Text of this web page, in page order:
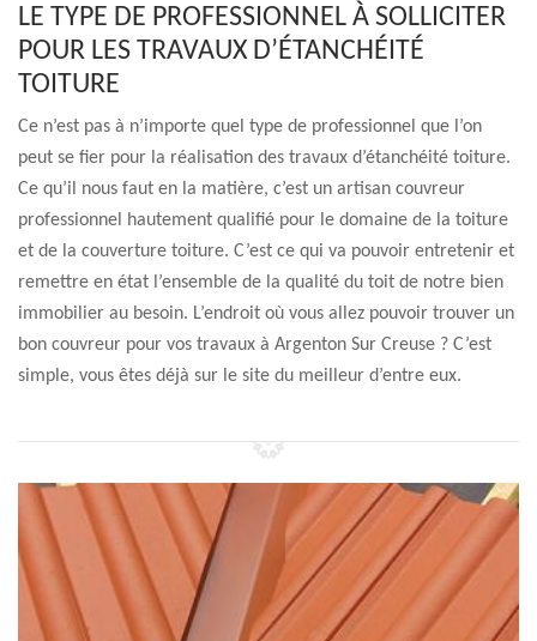
LE TYPE DE PROFESSIONNEL À SOLLICITER
POUR LES TRAVAUX D’ÉTANCHÉITÉ
TOITURE
Ce n’est pas à n’importe quel type de professionnel que l’on
peut se fier pour la réalisation des travaux d’étanchéité toiture.
Ce qu’il nous faut en la matière, c’est un artisan couvreur
professionnel hautement qualifié pour le domaine de la toiture
et de la couverture toiture. C’est ce qui va pouvoir entretenir et
remettre en état l’ensemble de la qualité du toit de notre bien
immobilier au besoin. L’endroit où vous allez pouvoir trouver un
bon couvreur pour vos travaux à Argenton Sur Creuse ? C’est
simple, vous êtes déjà sur le site du meilleur d’entre eux.